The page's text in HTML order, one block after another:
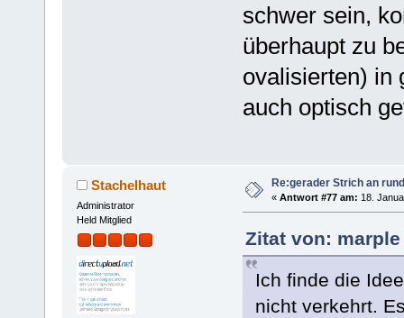
schwer sein,
überhaupt zu
ovalisierten) in
auch optisch
Stachelhaut
Administrator
Held Mitglied
Re:gerader Strich an
« Antwort #77 am: 18.
Zitat von: marple
Ich finde die
nicht verkehrt.